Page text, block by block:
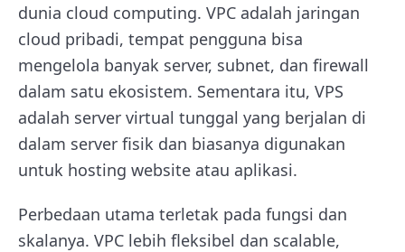
dunia cloud computing. VPC adalah jaringan
cloud pribadi, tempat pengguna bisa
mengelola banyak server, subnet, dan firewall
dalam satu ekosistem. Sementara itu, VPS
adalah server virtual tunggal yang berjalan di
dalam server fisik dan biasanya digunakan
untuk hosting website atau aplikasi.
Perbedaan utama terletak pada fungsi dan
skalanya. VPC lebih fleksibel dan scalable,